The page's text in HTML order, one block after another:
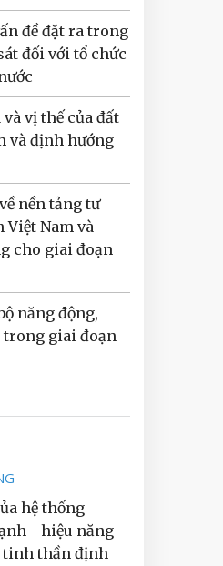
đề đặt ra trong
đối với tổ chức
vị thế của đất
và định hướng
nền tảng tư
Việt Nam và
cho giai đoạn
năng động,
giai đoạn
hệ thống
- hiệu năng -
tinh thần định